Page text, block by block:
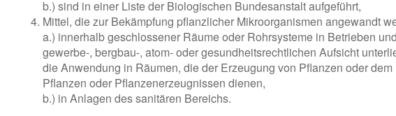
b.) sind in einer Liste der Biologischen Bundesanstalt aufgeführt,
Mittel, die zur Bekämpfung pflanzlicher Mikroorganismen angewandt
a.) innerhalb geschlossener Räume oder Rohrsysteme in Betrieben
gewerbe-, bergbau-, atom- oder gesundheitsrechtlichen Aufsicht
die Anwendung in Räumen, die der Erzeugung von Pflanzen oder
Pflanzen oder Pflanzenerzeugnissen dienen,
b.) in Anlagen des sanitären Bereichs.